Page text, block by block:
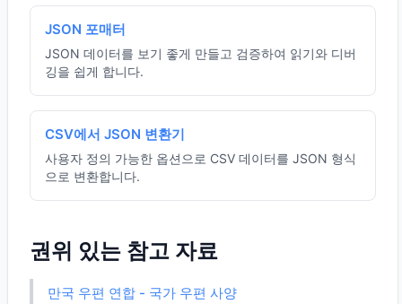
JSON 포매터
JSON 데이터를 보기 좋게 만들고 검증하여 읽기와 디버
깅을 쉽게 합니다.
CSV에서 JSON 변환기
사용자 정의 가능한 옵션으로 CSV 데이터를 JSON 형식
으로 변환합니다.
권위 있는 참고 자료
만국 우편 연합 - 국가 우편 사양